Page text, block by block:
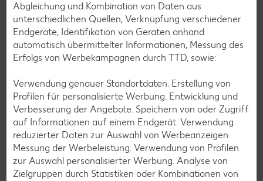
Service an unseren Kassen
Du kannst an unseren Kassen mit der Girocard, Kreditkarte
oder deinem Smartphone bezahlen sowie Bargeld abheben
und dir so den Weg zum Bankautomaten ersparen.
Abgleichung und Kombination von Daten aus
unterschiedlichen Quellen, Verknüpfung verschiedener
Endgeräte, Identifikation von Geräten anhand
automatisch übermittelter Informationen, Messung des
Erfolgs von Werbekampagnen durch TTD, sowie:
Verwendung genauer Standortdaten. Erstellung von
Profilen für personalisierte Werbung. Entwicklung und
Verbesserung der Angebote. Speichern von oder Zugriff
auf Informationen auf einem Endgerät. Verwendung
reduzierter Daten zur Auswahl von Werbeanzeigen.
Messung der Werbeleistung. Verwendung von Profilen
zur Auswahl personalisierter Werbung. Analyse von
Zielgruppen durch Statistiken oder Kombinationen von